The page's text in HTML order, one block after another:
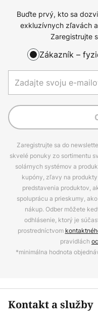
Buďte prvý, kto sa
exkluzívnych zľavách
Zaregistrujte
Zákazník –
Zaregistrujte sa do
skvelé ponuky zo sortimentu
solárnych systémov a
kupóny, zľavy na
predstavenia produktov,
spoluprácu a prieskumy,
nákup. Odber môžete
odhlásenie, ktorý je
prostredníctvom
pravidlách
*minimálna hodnota
Kontakt a služby